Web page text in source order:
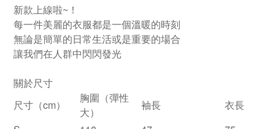
新款上線啦~！
每一件美麗的衣服都是一個溫暖的時刻
無論是簡單的日常生活或是重要的場合
讓我們在人群中閃閃發光
關於尺寸
尺寸（cm）
胸圍（彈性
大）
袖長
衣長